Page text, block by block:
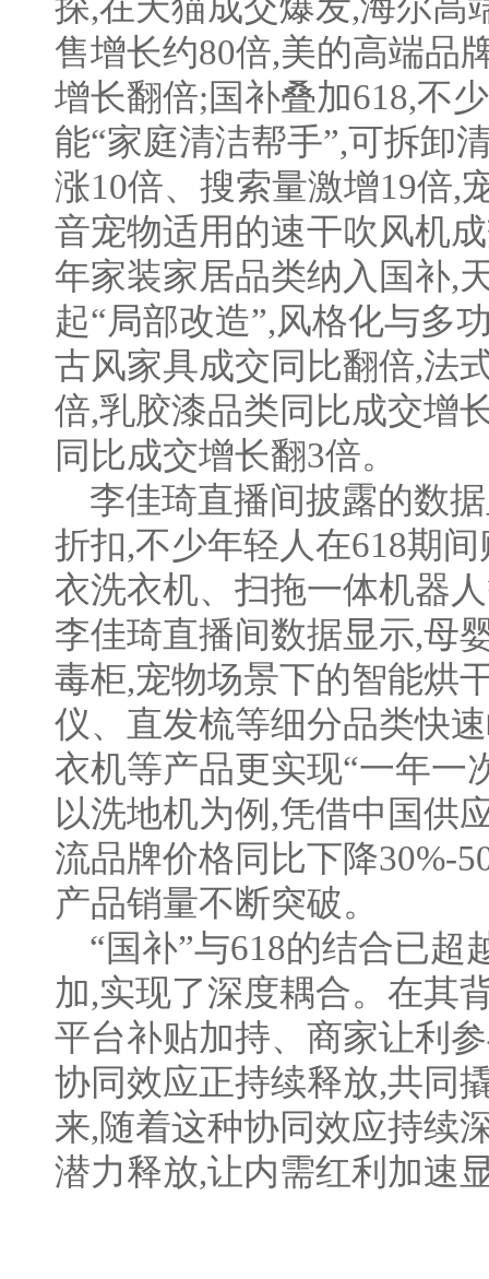
售增长约80倍,美的高端品
增长翻倍;国补叠加618,不
能“家庭清洁帮手”,可拆卸
涨10倍、搜索量激增19倍,
音宠物适用的速干吹风机
年家装家居品类纳入国补,
起“局部改造”,风格化与多
古风家具成交同比翻倍,法
倍,乳胶漆品类同比成交增
同比成交增长翻3倍。
李佳琦直播间披露的数
折扣,不少年轻人在618期
衣洗衣机、扫拖一体机器
李佳琦直播间数据显示,母
毒柜,宠物场景下的智能烘
仪、直发梳等细分品类快
衣机等产品更实现“一年一
以洗地机为例,凭借中国供
流品牌价格同比下降30%-
产品销量不断突破。
“国补”与618的结合已超
加,实现了深度耦合。在其
平台补贴加持、商家让利
协同效应正持续释放,共同
来,随着这种协同效应持续
潜力释放,让内需红利加速